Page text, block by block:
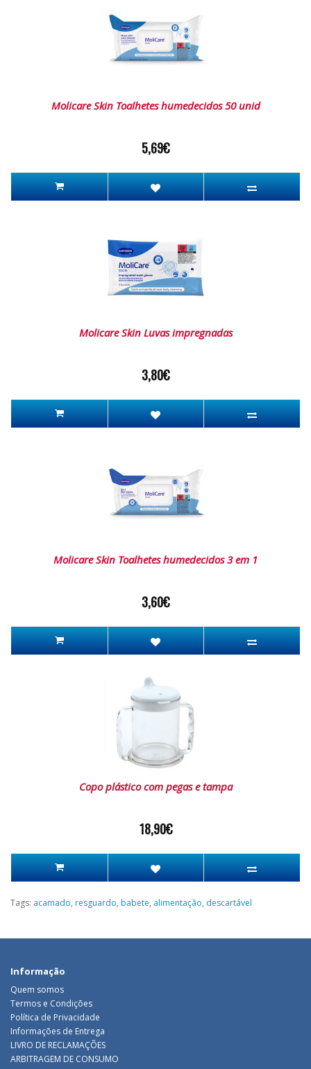
Molicare Skin Toalhetes humedecidos 50 unid
5,69€
Molicare Skin Luvas impregnadas
3,80€
Molicare Skin Toalhetes humedecidos 3 em 1
3,60€
Copo plástico com pegas e tampa
18,90€
Tags: acamado, resguardo, babete, alimentação, descartável
Informação
Quem somos
Termos e Condições
Política de Privacidade
Informações de Entrega
LIVRO DE RECLAMAÇÕES
ARBITRAGEM DE CONSUMO